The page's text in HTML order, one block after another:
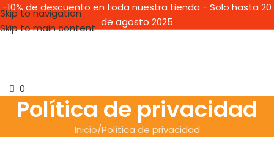
Skip to navigation
Skip to main content
-10% de descuento en toda nuestra tienda - Solo hasta 20
de agosto 2025
0
Política de privacidad
Inicio Política de privacidad